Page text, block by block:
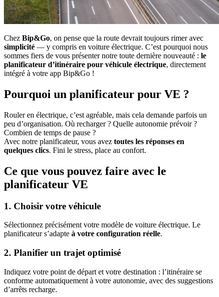
Chez Bip&Go, on pense que la route devrait toujours rimer avec
simplicité — y compris en voiture électrique. C’est pourquoi nous
sommes fiers de vous présenter notre toute dernière nouveauté : le
planificateur d’itinéraire pour véhicule électrique, directement
intégré à votre app Bip&Go !
Pourquoi un planificateur pour VE ?
Rouler en électrique, c’est agréable, mais cela demande parfois un
peu d’organisation. Où recharger ? Quelle autonomie prévoir ?
Combien de temps de pause ?
Avec notre planificateur, vous avez toutes les réponses en
quelques clics. Fini le stress, place au confort.
Ce que vous pouvez faire avec le
planificateur VE
1. Choisir votre véhicule
Sélectionnez précisément votre modèle de voiture électrique. Le
planificateur s’adapte à votre configuration réelle.
2. Planifier un trajet optimisé
Indiquez votre point de départ et votre destination : l’itinéraire se
conforme automatiquement à votre autonomie, avec des suggestions
d’arrêts recharge.